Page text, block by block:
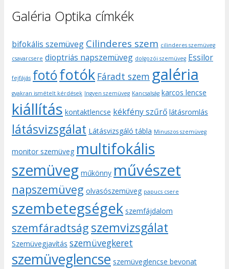
Galéria Optika címkék
bifokális szemüveg Cilinderes szem cilinderes szemüveg
csavarcsere dioptriás napszemüveg dolgozói szemüveg Essilor
fejfájás fotófotók Fáradt szem galéria
gyakran ismételt kérdések Ingyen szemüveg Kancsalság karcos lencse
kiállítás kontaktlencse kékfény szűrő látásromlás
látásvizsgálat Látásvizsgáló tábla Minuszos szemüveg
monitor szemüveg multifokális
szemüveg műkönny művészet
napszemüveg olvasószemüveg papucs csere
szembetegségek szemfájdalom
szemfáradtság szemvizsgálat
Szemüvegjavítás szemüvegkeret
szemüveglencse szemüveglencse bevonat